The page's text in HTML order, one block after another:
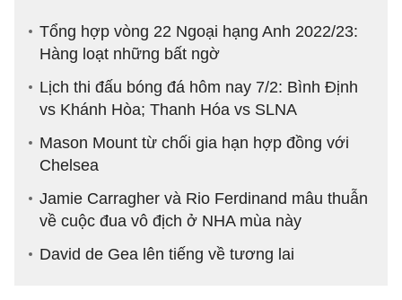
Tổng hợp vòng 22 Ngoại hạng Anh 2022/23:
Hàng loạt những bất ngờ
Lịch thi đấu bóng đá hôm nay 7/2: Bình Định
vs Khánh Hòa; Thanh Hóa vs SLNA
Mason Mount từ chối gia hạn hợp đồng với
Chelsea
Jamie Carragher và Rio Ferdinand mâu thuẫn
về cuộc đua vô địch ở NHA mùa này
David de Gea lên tiếng về tương lai